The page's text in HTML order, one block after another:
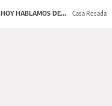
HOY HABLAMOS DE... Casa Rosada